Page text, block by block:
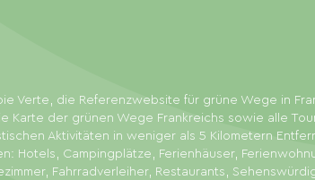
Verte, die Referenzwebsite für grüne Wege in
Karte der grünen Wege Frankreichs sowie alle
Aktivitäten in weniger als 5 Kilometern
Hotels, Campingplätze, Ferienhäuser,
Fahrradverleiher, Restaurants,